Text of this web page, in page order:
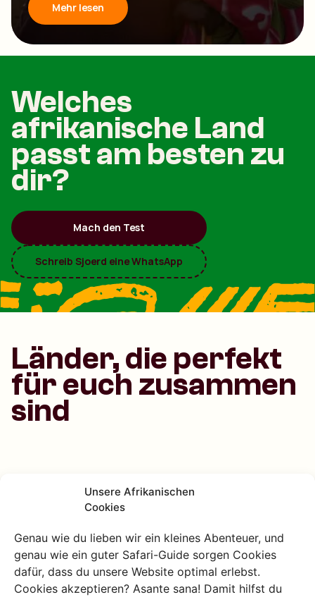
Unsere Afrikanischen
Cookies
Genau wie du lieben wir ein kleines Abenteuer, und
genau wie ein guter Safari-Guide sorgen Cookies
dafür, dass du unsere Website optimal erlebst.
Cookies akzeptieren? Asante sana! Damit hilfst du
Mehr lesen
Welches
afrikanische Land
passt am besten zu
dir?
Mach den Test
Schreib Sjoerd eine WhatsApp
Länder, die perfekt
für euch zusammen
sind
Tansania
Von hohen Bergen bis hin
zu wunderschönen
Stränden
Entdecke mit Charlie's Travels das